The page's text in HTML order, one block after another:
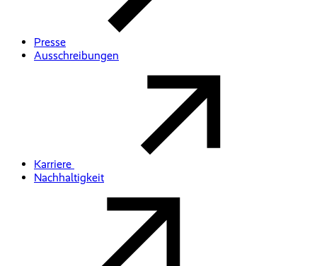
Presse
Ausschreibungen
Karriere
Nachhaltigkeit